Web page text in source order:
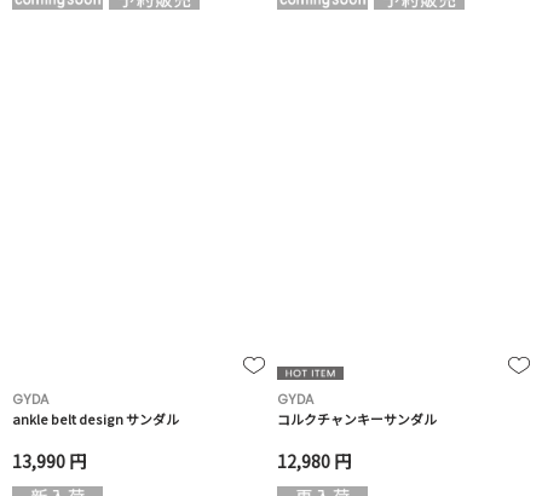
GYDA
ankle belt design サンダル
13,990 円
GYDA
コルクチャンキーサンダル
12,980 円